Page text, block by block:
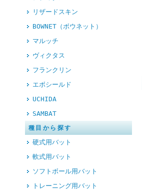
リザードスキン
BOWNET（ボウネット）
マルッチ
ヴィクタス
フランクリン
エボシールド
UCHIDA
SAMBAT
種目から探す
硬式用バット
軟式用バット
ソフトボール用バット
トレーニング用バット